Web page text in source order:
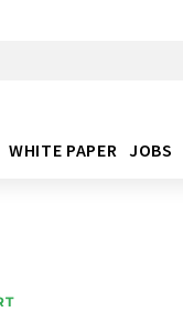
WHITE PAPER JOBS